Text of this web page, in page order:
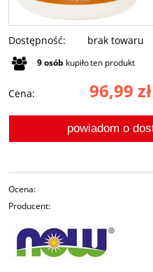
Dostępność: brak towaru
9osób kupiłoten produkt
Cena: 96,99 zł
powiadom o
Ocena:
Producent: